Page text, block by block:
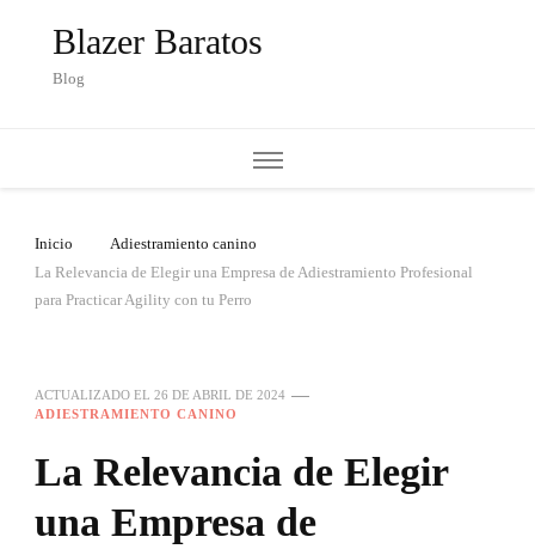
Blazer Baratos
Blog
Inicio
Adiestramiento canino
La Relevancia de Elegir una Empresa de Adiestramiento Profesional
para Practicar Agility con tu Perro
ACTUALIZADO EL 26 DE ABRIL DE 2024
ADIESTRAMIENTO CANINO
La Relevancia de Elegir
una Empresa de